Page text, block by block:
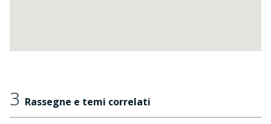
3 Rassegne e temi correlati